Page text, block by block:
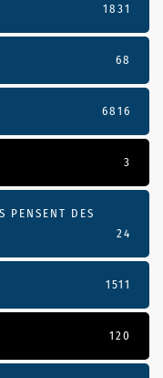
1831
68
6816
3
PENSENT DES
24
1511
120